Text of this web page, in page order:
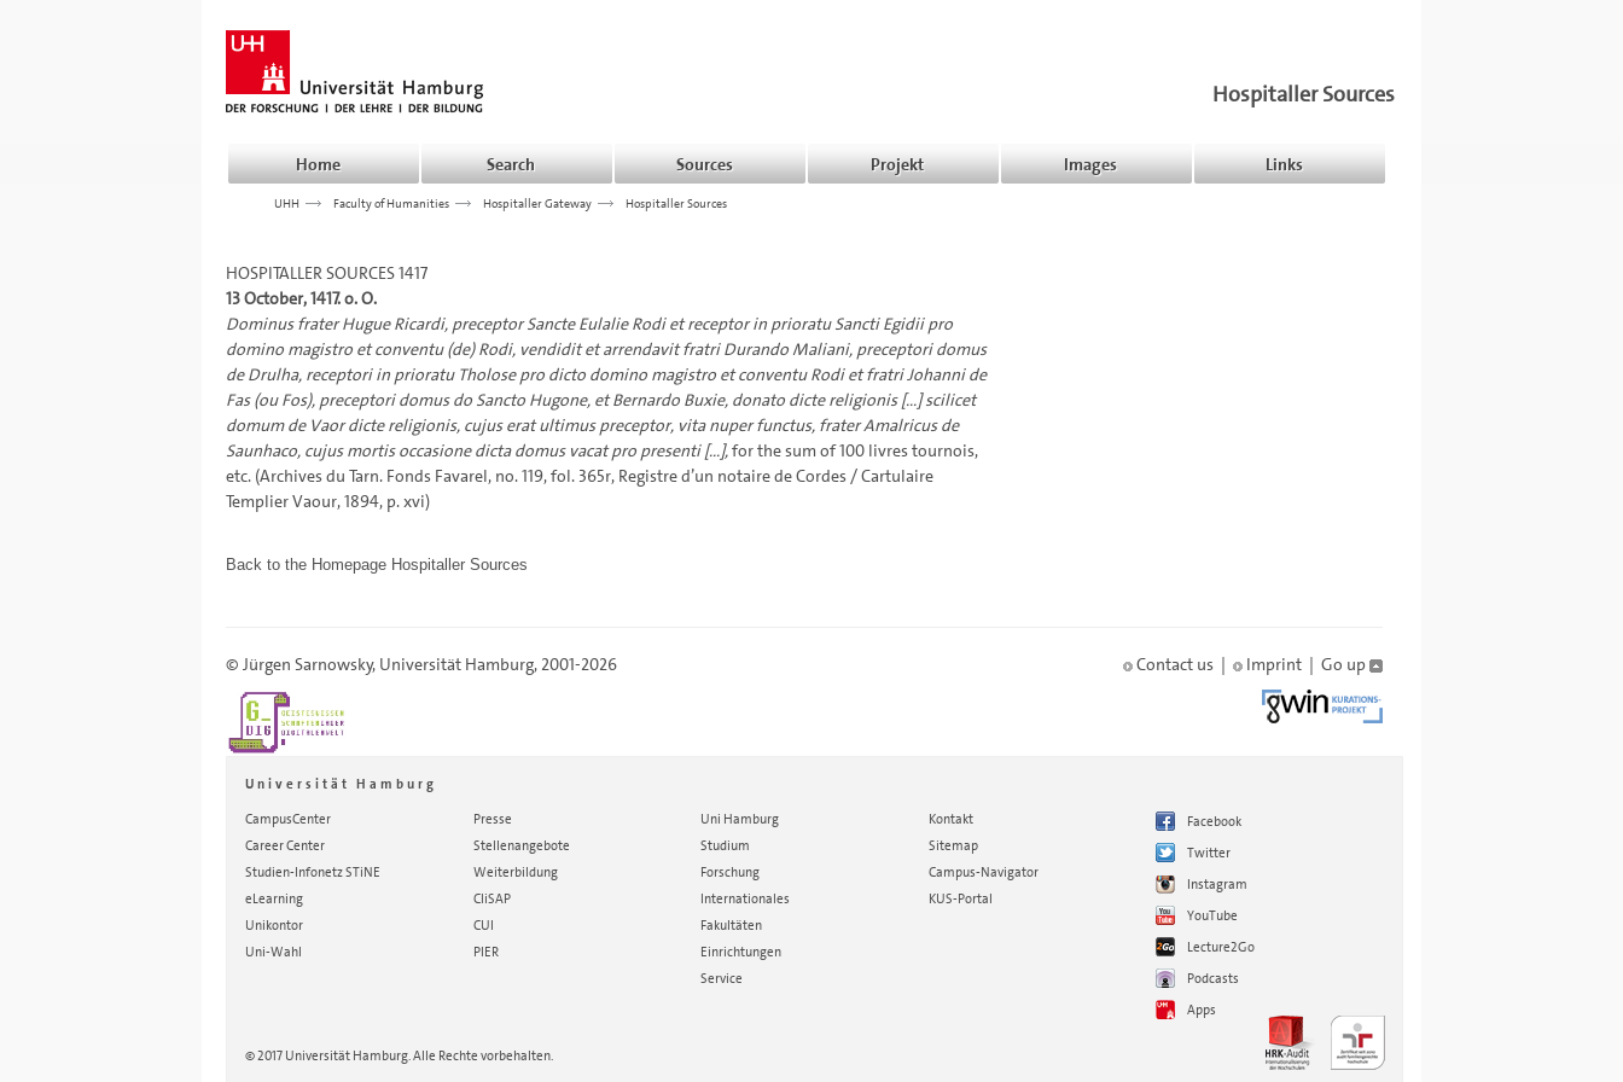
Hospitaller Sources
Home Search Sources Projekt Images Links
UHH >>> Faculty of Humanities >>> Hospitaller Gateway >>> Hospitaller Sources
HOSPITALLER SOURCES 1417
13 October, 1417. o. O.
Dominus frater Hugue Ricardi, preceptor Sancte Eulalie Rodi et receptor in prioratu Sancti Egidii pro
domino magistro et conventu (de) Rodi, vendidit et arrendavit fratri Durando Maliani, preceptori domus
de Drulha, receptori in prioratu Tholose pro dicto domino magistro et conventu Rodi et fratri Johanni de
Fas (ou Fos), preceptori domus do Sancto Hugone, et Bernardo Buxie, donato dicte religionis [...] scilicet
domum de Vaor dicte religionis, cujus erat ultimus preceptor, vita nuper functus, frater Amalricus de
Saunhaco, cujus mortis occasione dicta domus vacat pro presenti [...],for the sum of 100 livres tournois,
etc. (Archives du Tarn. Fonds Favarel, no. 119, fol. 365r, Registre d’un notaire de Cordes / Cartulaire
Templier Vaour, 1894, p. xvi)
Back to the Homepage Hospitaller Sources
© Jürgen Sarnowsky, Universität Hamburg, 2001-2026 Contact us | Imprint | Go up